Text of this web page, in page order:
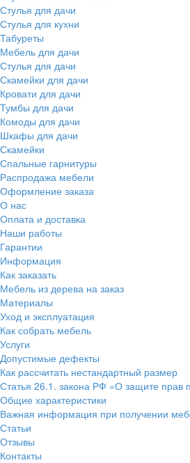
Стулья для дачи
Стулья для кухни
Табуреты
Мебель для дачи
Стулья для дачи
Скамейки для дачи
Кровати для дачи
Тумбы для дачи
Комоды для дачи
Шкафы для дачи
Скамейки
Спальные гарнитуры
Распродажа мебели
Оформление заказа
О нас
Оплата и доставка
Наши работы
Гарантии
Информация
Как заказать
Мебель из дерева на заказ
Материалы
Уход и эксплуатация
Как собрать мебель
Услуги
Допустимые дефекты
Как рассчитать нестандартный размер
Статья 26.1. закона РФ «О защите прав
Общие характеристики
Важная информация при получении
Статьи
Отзывы
Контакты